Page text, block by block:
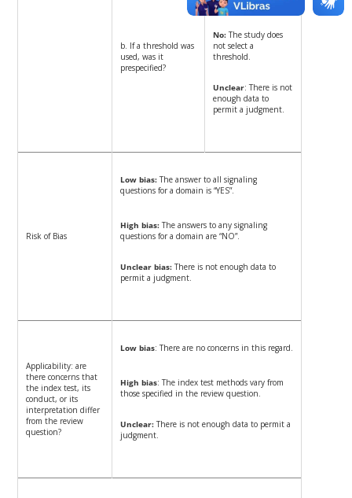
b. If a threshold was
used, was it
prespecified?
No:The study does
not select a
threshold.
Unclear: There is not
enough data to
permit a judgment.
Risk of Bias
Low bias:The answer to all signaling
questions for a domain is “YES”.
High bias:The answers to any signaling
questions for a domain are “NO”.
Unclear bias:There is not enough data to
permit a judgment.
Applicability: are
there concerns that
the index test, its
conduct, or its
interpretation differ
from the review
question?
Low bias: There are no concerns in this regard.
High bias: The index test methods vary from
those specified in the review question.
Unclear:There is not enough data to permit a
judgment.